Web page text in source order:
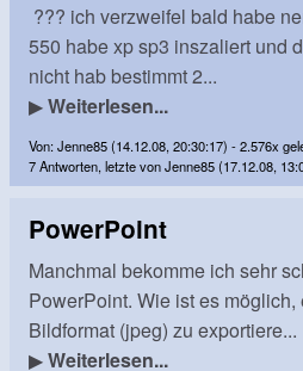
??? ich verzweifel bald habe
550 habe xp sp3 inszaliert und
nicht hab bestimmt 2...
▶Weiterlesen...
Von: Jenne85 (14.12.08, 20:30:17) - 2.576x
7 Antworten, letzte von Jenne85 (17.12.08,
PowerPoint
Manchmal bekomme ich sehr
PowerPoint. Wie ist es
Bildformat (jpeg) zu exportiere...
▶Weiterlesen...